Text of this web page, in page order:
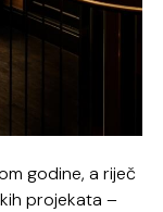
godine, a riječ
projekata –